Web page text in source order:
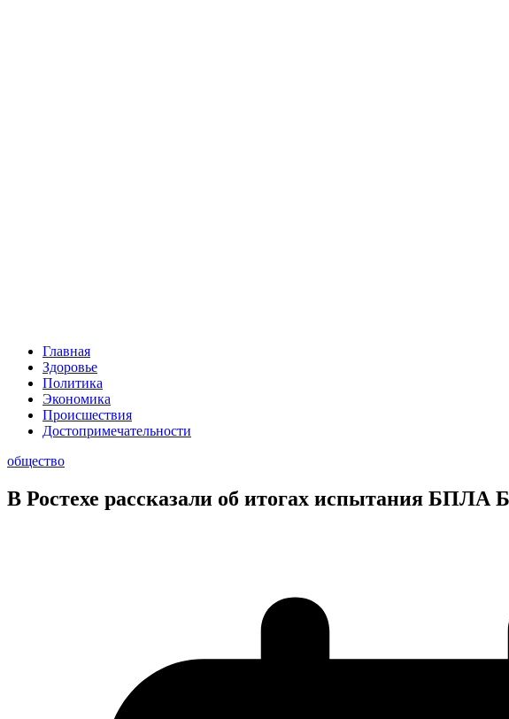
Главная
Здоровье
Политика
Экономика
Происшествия
Достопримечательности
общество
В Ростехе рассказали об итогах испытания